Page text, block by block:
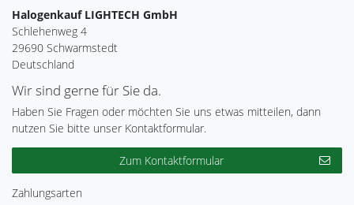
Halogenkauf LIGHTECH GmbH
Schlehenweg 4
29690 Schwarmstedt
Deutschland
Wir sind gerne für Sie da.
Haben Sie Fragen oder möchten Sie uns etwas mitteilen, dann
nutzen Sie bitte unser Kontaktformular.
Zum Kontaktformular
Zahlungsarten